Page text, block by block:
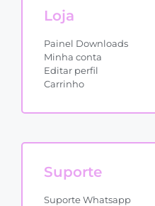
Loja
Painel Downloads
Minha conta
Editar perfil
Carrinho
Suporte
Suporte Whatsapp